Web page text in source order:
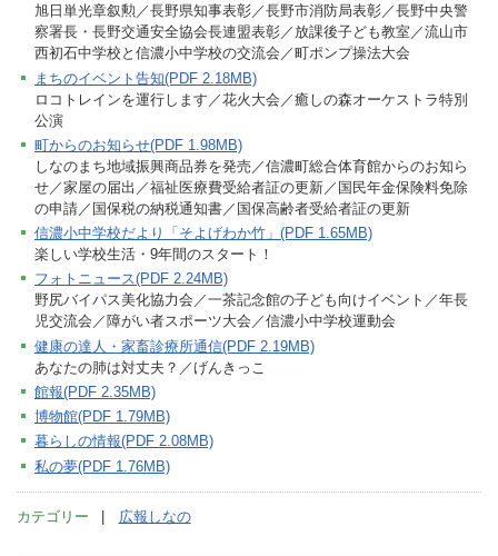
旭日単光章叙勲／長野県知事表彰／長野市消防局表彰／長野中央警
察署長・長野交通安全協会長連盟表彰／放課後子ども教室／流山市
西初石中学校と信濃小中学校の交流会／町ポンプ操法大会
まちのイベント告知(PDF 2.18MB)
ロコトレインを運行します／花火大会／癒しの森オーケストラ特別
公演
町からのお知らせ(PDF 1.98MB)
しなのまち地域振興商品券を発売／信濃町総合体育館からのお知ら
せ／家屋の届出／福祉医療費受給者証の更新／国民年金保険料免除
の申請／国保税の納税通知書／国保高齢者受給者証の更新
信濃小中学校だより「そよげわか竹」(PDF 1.65MB)
楽しい学校生活・9年間のスタート！
フォトニュース(PDF 2.24MB)
野尻バイパス美化協力会／一茶記念館の子ども向けイベント／年長
児交流会／障がい者スポーツ大会／信濃小中学校運動会
健康の達人・家畜診療所通信(PDF 2.19MB)
あなたの肺は対丈夫？／げんきっこ
館報(PDF 2.35MB)
博物館(PDF 1.79MB)
暮らしの情報(PDF 2.08MB)
私の夢(PDF 1.76MB)
カテゴリー 広報しなの